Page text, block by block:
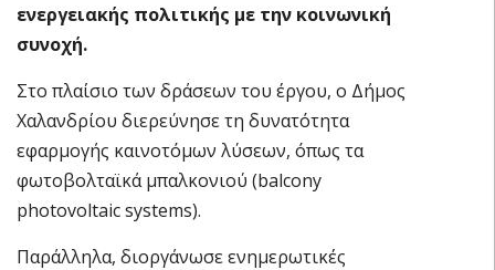
ενεργειακής πολιτικής με την κοινωνική
συνοχή.
Στο πλαίσιο των δράσεων του έργου, ο Δήμος
Χαλανδρίου διερεύνησε τη δυνατότητα
εφαρμογής καινοτόμων λύσεων, όπως τα
φωτοβολταϊκά μπαλκονιού (balcony
photovoltaic systems).
Παράλληλα, διοργάνωσε ενημερωτικές